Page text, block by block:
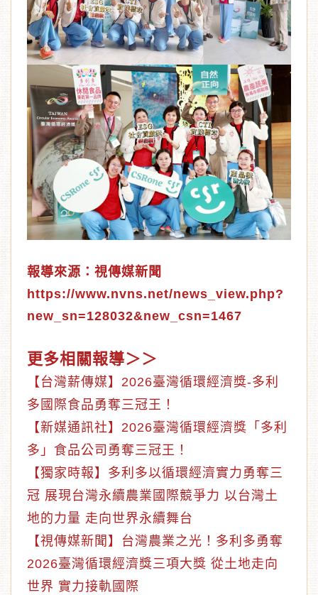
報導來源：視傳媒新聞
https://www.nvns.net/news_view.php?
new_sn=128032&new_csn=1467
更多相關報導＞＞
【台灣薪傳媒】2026臺灣循環經濟獎-多利
多國際食品勇奪三冠王！
【新媒通訊社】2026臺灣循環經濟獎「多利
多」食品公司勇奪三冠王！
【獨家時報】多利多以循環經濟實力勇奪三
冠 展現台灣永續農業國際競爭力 以台灣土
地的力量 走向世界永續舞台
【視傳媒新聞】台灣農業之光！多利多勇奪
2026臺灣循環經濟獎三項大獎 從土地走向
世界 實力接軌國際